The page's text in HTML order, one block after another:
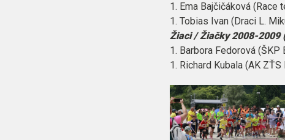
1. Ema Bajčičáková (Race
1. Tobias Ivan (Draci L.
Žiaci / Žiačky 2008-2009
1. Barbora Fedorová (ŠKP
1. Richard Kubala (AK